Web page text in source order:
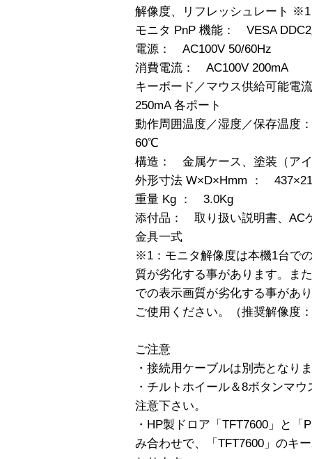
解像度、リフレッシュレート
モニタ PnP 機能： VESA
電源： AC100V 50/60Hz
消費電流： AC100V 200mA
キーボード／マウス供給可能電
250mA 各ポート
動作周囲温度／湿度／保存温
60℃
構造： 金属ケース、塗装（ア
外形寸法 W×D×Hmm ：
重量 Kg ： 3.0Kg
添付品： 取り扱い説明書、AC
金具一式
※1：モニタ解像度は本機1台で
質が劣化する事があります。ま
での表示画質が劣化する事があ
ご使用ください。（推奨解像度
ご注意
・接続用ケーブルは別売となり
・チルトホイール＆8ボタンマ
注意下さい。
・HP製ドロア「TFT7600」と「
み合わせで、「TFT7600」のキ